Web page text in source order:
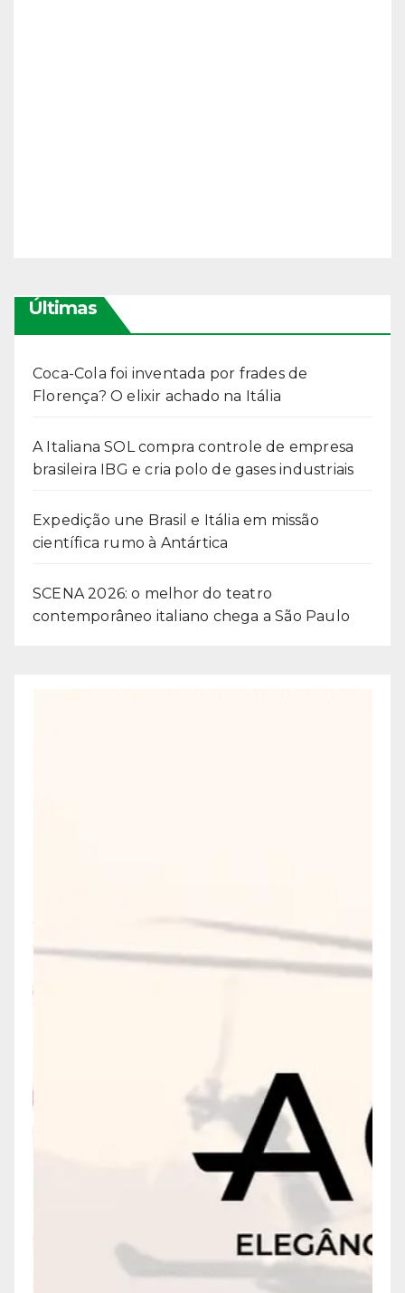
Últimas
Coca-Cola foi inventada por frades de
Florença? O elixir achado na Itália
A Italiana SOL compra controle de empresa
brasileira IBG e cria polo de gases industriais
Expedição une Brasil e Itália em missão
científica rumo à Antártica
SCENA 2026: o melhor do teatro
contemporâneo italiano chega a São Paulo